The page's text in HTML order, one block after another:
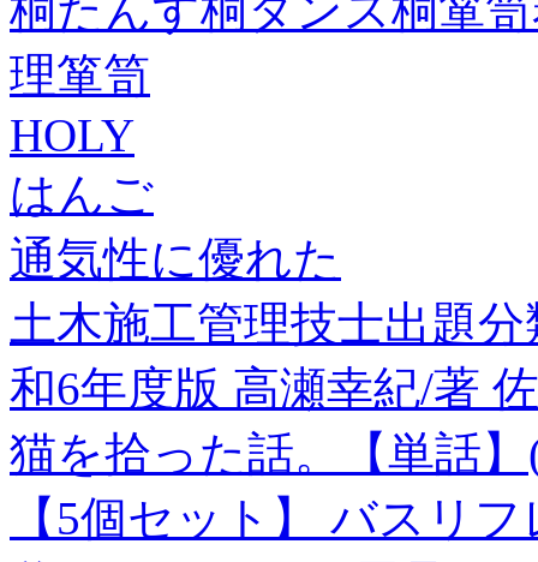
理箪笥
HOLY
はんご
通気性に優れた
土木施工管理技士出題
和6年度版 高瀬幸紀/著
猫を拾った話。【単話】
【5個セット】 バスリ